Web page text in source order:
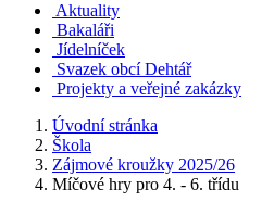
Aktuality
Bakaláři
Jídelníček
Svazek obcí Dehtář
Projekty a veřejné zakázky
Úvodní stránka
Škola
Zájmové kroužky 2025/26
Míčové hry pro 4. - 6. třídu